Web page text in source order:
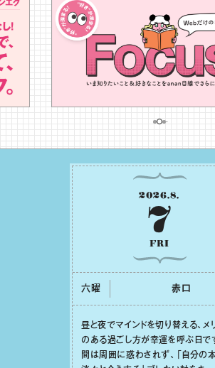
2026.8.
7
FRI
六曜 ⾚⼝
昼と夜でマインドを切り替える、メ
のある過ごし⽅が幸運を呼ぶ⽇で
間は周囲に惑わされず、「⾃分の